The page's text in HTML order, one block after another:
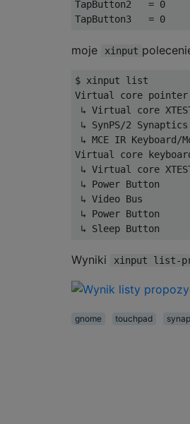
TapButton2   = 0
moje xinput
$ xinput list
Virtual core
↳ Virtual core
↳ SynPS/2
↳ MCE IR
Virtual core
↳ Virtual core
↳ Power Button
↳ Video Bus
↳ Power Button
Wyniki xinput list-
gnome touchpad